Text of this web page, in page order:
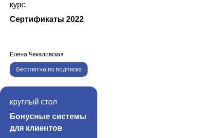
курс
Сертификаты 2022
Бесплатно по подписке
Елена Чекаловская
круглый стол
Бонусные системы
для клиентов